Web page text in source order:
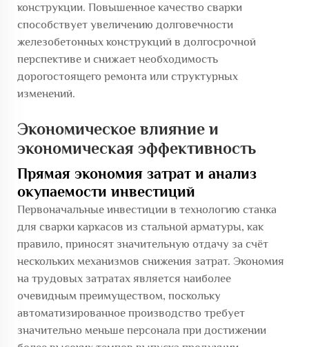
конструкции. Повышенное качество сварки
способствует увеличению долговечности
железобетонных конструкций в долгосрочной
перспективе и снижает необходимость
дорогостоящего ремонта или структурных
изменений.
Экономическое влияние и
экономическая эффективность
Прямая экономия затрат и анализ
окупаемости инвестиций
Первоначальные инвестиции в технологию станка
для сварки каркасов из стальной арматуры, как
правило, приносят значительную отдачу за счёт
нескольких механизмов снижения затрат. Экономия
на трудовых затратах является наиболее
очевидным преимуществом, поскольку
автоматизированное производство требует
значительно меньше персонала при достижении